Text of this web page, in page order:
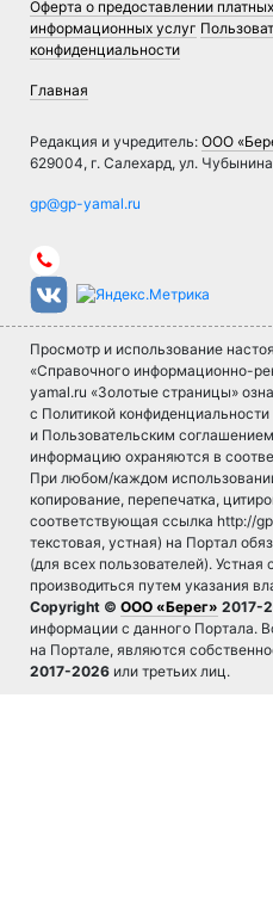
Оферта о предоставлении
информационных услуг
конфиденциальности
Главная
Редакция и учредитель: ООО
629004, г. Салехард, ул.
Просмотр и использование
«Справочного информационно-
yamal.ru «Золотые страницы»
с Политикой конфиденциальности
и Пользовательским
информацию охраняются в
При любом/каждом
копирование, перепечатка,
соответствующая ссылка http://
текстовая, устная) на Портал
(для всех пользователей).
производиться путем указания
Copyright © ООО «Берег» 2017-
информации с данного Портала.
на Портале, являются
2017-2026 или третьих лиц.